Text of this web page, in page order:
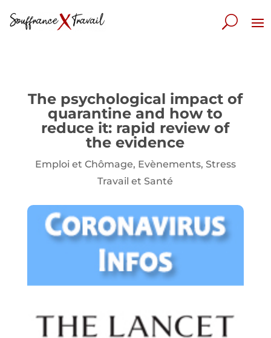
The psychological impact of
quarantine and how to
reduce it: rapid review of
the evidence
Emploi et Chômage, Evènements, Stress
Travail et Santé